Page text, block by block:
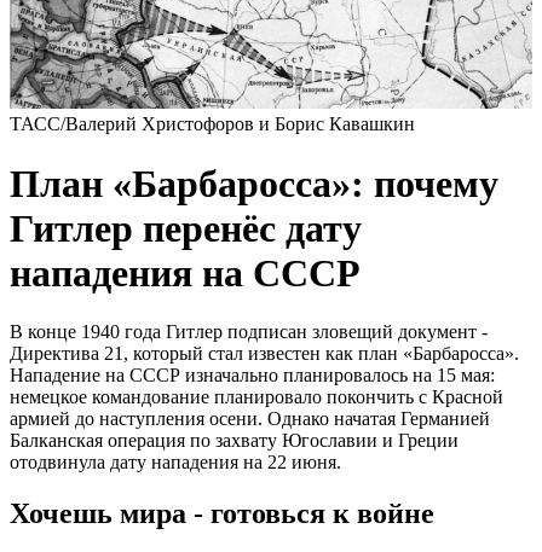
ТАСС/Валерий Христофоров и Борис Кавашкин
План «Барбаросса»: почему
Гитлер перенёс дату
нападения на СССР
В конце 1940 года Гитлер подписан зловещий документ -
Директива 21, который стал известен как план «Барбаросса».
Нападение на СССР изначально планировалось на 15 мая:
немецкое командование планировало покончить с Красной
армией до наступления осени. Однако начатая Германией
Балканская операция по захвату Югославии и Греции
отодвинула дату нападения на 22 июня.
Хочешь мира - готовься к войне